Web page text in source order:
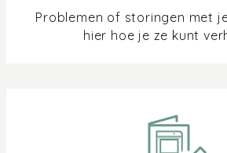
Vocht of roest in de oven en
Oorzaken, Voorkomen en
Problemen of storingen met
hier hoe je ze kunt